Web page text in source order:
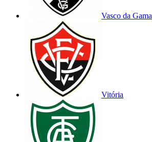
Vasco da Gama
Vitória